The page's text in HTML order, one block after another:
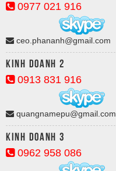
0977 021 916
ceo.phananh@gmail.com
Kinh doanh 2
0913 831 916
quangnamepu@gmail.com
Kinh doanh 3
0962 958 086